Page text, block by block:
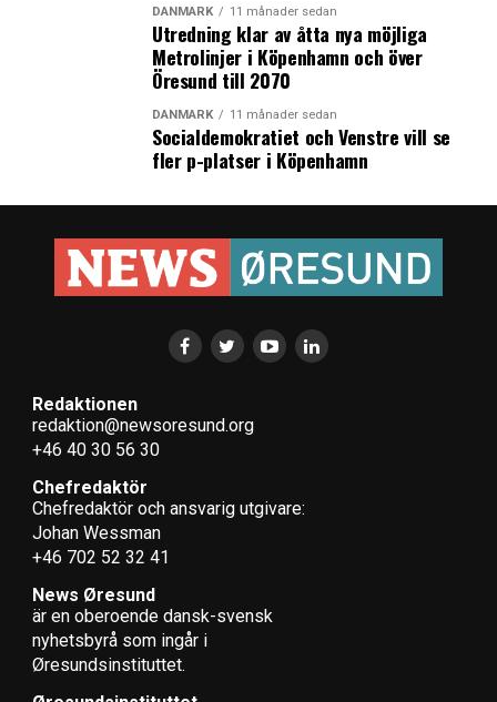
DANMARK 11 månader sedan
Utredning klar av åtta nya möjliga
Metrolinjer i Köpenhamn och över
Öresund till 2070
DANMARK 11 månader sedan
Socialdemokratiet och Venstre vill se
fler p-platser i Köpenhamn
Redaktionen
redaktion@newsoresund.org
+46 40 30 56 30
Chefredaktör
Chefredaktör och ansvarig utgivare:
Johan Wessman
+46 702 52 32 41
News Øresund
är en oberoende dansk-svensk
nyhets­byrå som ingår i
Øresundsinstituttet.